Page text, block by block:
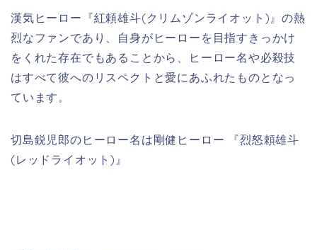
漢気ヒーロー『紅頼雄斗(クリムゾンライオット)』の熱
烈なファンであり、自身がヒーローを目指すきっかけ
をくれた存在でもあることから、ヒーロー名や必殺技
はすべて彼へのリスペクトと愛にあふれたものとなっ
ています。
切島鋭児郎のヒーロー名は剛健ヒーロー 『烈怒頼雄斗
(レッドライオット)』